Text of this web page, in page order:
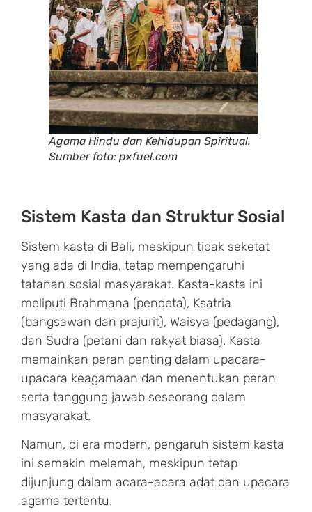
Agama Hindu dan Kehidupan Spiritual.
Sumber foto: pxfuel.com
Sistem Kasta dan Struktur Sosial
Sistem kasta di Bali, meskipun tidak seketat
yang ada di India, tetap mempengaruhi
tatanan sosial masyarakat. Kasta-kasta ini
meliputi Brahmana (pendeta), Ksatria
(bangsawan dan prajurit), Waisya (pedagang),
dan Sudra (petani dan rakyat biasa). Kasta
memainkan peran penting dalam upacara-
upacara keagamaan dan menentukan peran
serta tanggung jawab seseorang dalam
masyarakat.
Namun, di era modern, pengaruh sistem kasta
ini semakin melemah, meskipun tetap
dijunjung dalam acara-acara adat dan upacara
agama tertentu.